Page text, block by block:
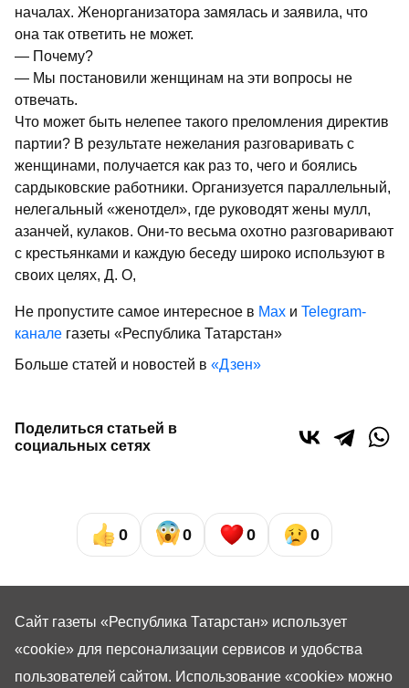
началах. Женорганизатора замялась и заявила, что
она так ответить не может.
— Почему?
— Мы постановили женщинам на эти вопросы не
отвечать.
Что может быть нелепее такого преломления директив
партии? В результате нежелания разговаривать с
женщинами, получается как раз то, чего и боялись
сардыковские работники. Организуется параллельный,
нелегальный «женотдел», где руководят жены мулл,
азанчей, кулаков. Они-то весьма охотно разговаривают
с крестьянками и каждую беседу широко используют в
своих целях, Д. О,
Не пропустите самое интересное в Max и Telegram-
канале газеты «Республика Татарстан»
Больше статей и новостей в «Дзен»
Поделиться статьей в
социальных сетях
0 0 0 0
Сайт газеты «Республика Татарстан» использует
«cookie» для персонализации сервисов и удобства
пользователей сайтом. Использование «cookie» можно